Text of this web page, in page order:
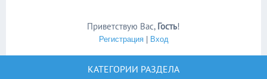
Приветствую Вас, Гость!
Регистрация| Вход
КАТЕГОРИИ РАЗДЕЛА